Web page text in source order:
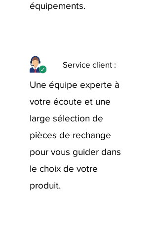
équipements.
Service client :
Une équipe experte à
votre écoute et une
large sélection de
pièces de rechange
pour vous guider dans
le choix de votre
produit.